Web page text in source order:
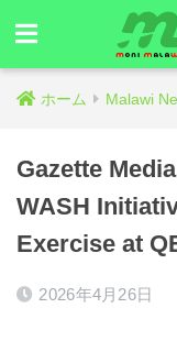
ホーム Malawi
Gazette
WASH
Exercise at
2026年4月26日